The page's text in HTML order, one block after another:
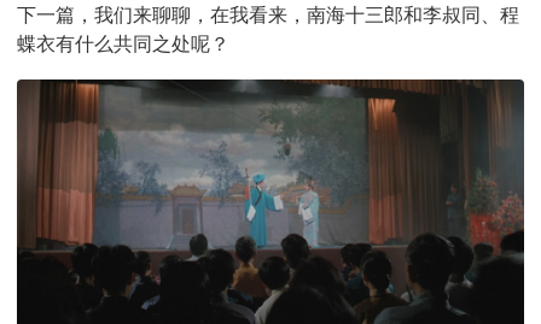
下一篇，我们来聊聊，在我看来，南海十三郎和李叔同、程
蝶衣有什么共同之处呢？